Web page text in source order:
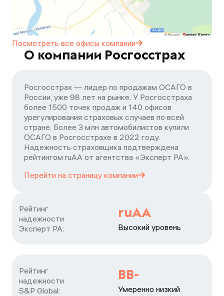
Посмотреть все офисы компании
О компании Росгосстрах
Росгосстрах — лидер по продажам ОСАГО в
России, уже 98 лет на рынке. У Росгосстраха
более 1500 точек продаж и 140 офисов
урегулирования страховых случаев по всей
стране. Более 3 млн автомобилистов купили
ОСАГО в Росгосстрахе в 2022 году.
Надежность страховщика подтверждена
рейтингом ruАА от агентства «Эксперт РА».
Перейти на страницу компании
Рейтинг
надежности
Эксперт РА:
ruAA
Высокий уровень
Рейтинг
надежности
S&P Global:
BB-
Умеренно низкий